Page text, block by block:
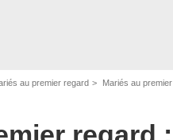
au premier regard Mariés au premier